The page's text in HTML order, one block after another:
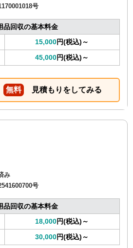
号
品回収の基本料金
15,000円(税込)～
45,000円(税込)～
無料 見積もりをしてみる
み
号
品回収の基本料金
18,000円(税込)～
30,000円(税込)～